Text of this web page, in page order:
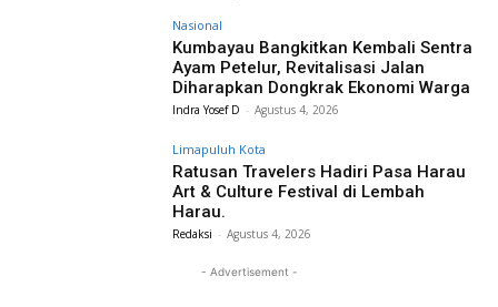
Nasional
Kumbayau Bangkitkan Kembali Sentra
Ayam Petelur, Revitalisasi Jalan
Diharapkan Dongkrak Ekonomi Warga
Indra Yosef D - Agustus 4, 2026
Limapuluh Kota
Ratusan Travelers Hadiri Pasa Harau
Art & Culture Festival di Lembah
Harau.
Redaksi - Agustus 4, 2026
- Advertisement -